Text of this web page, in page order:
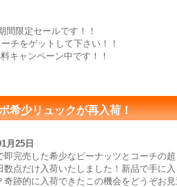
間限定セールです！！
チをゲットして下さい！！
キャンペーン中です！！
希少リュックが再入荷！
月25日
即完売した希少なピーナッツとコーチの
数点だけ入荷いたしました！新品で手に
奇跡的に入荷できたこの機会をどうぞお見